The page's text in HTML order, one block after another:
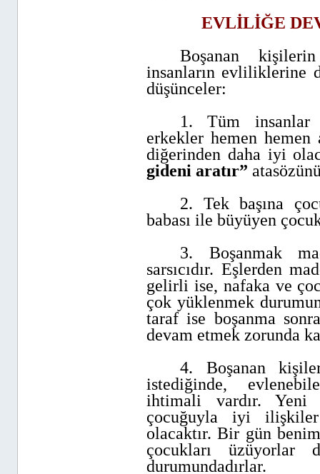
EVLİLİĞE
Boşanan
insanların evliliklerine
düşünceler:
1. Tüm insanlar
erkekler hemen hemen
diğerinden daha iyi
gideni aratır”
2. Tek başına
babası ile büyüyen
3. Boşanmak
sarsıcıdır. Eşlerden
gelirli ise, nafaka ve
çok yüklenmek
taraf ise boşanma
devam etmek zorunda
4. Boşanan
istediğinde,
ihtimali vardır.
çocuğuyla iyi
olacaktır. Bir gün
çocukları üzüyorlar
durumundadırlar.